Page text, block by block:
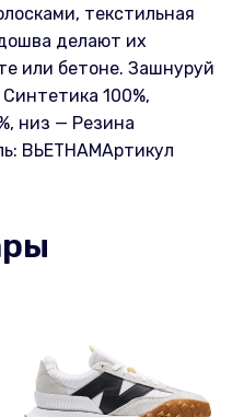
текстильная
делают их
или бетоне. Зашнуруй
100%,
низ — Резина
ВЬЕТНАМАртикул